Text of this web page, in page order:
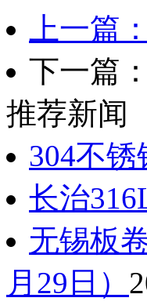
上一篇
下一篇：
推荐新闻
304不
长治
无锡板
月29日）